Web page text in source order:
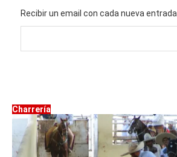
Recibir un email con cada nueva entrada.
Charrería